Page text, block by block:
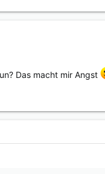
Das macht mir Angst